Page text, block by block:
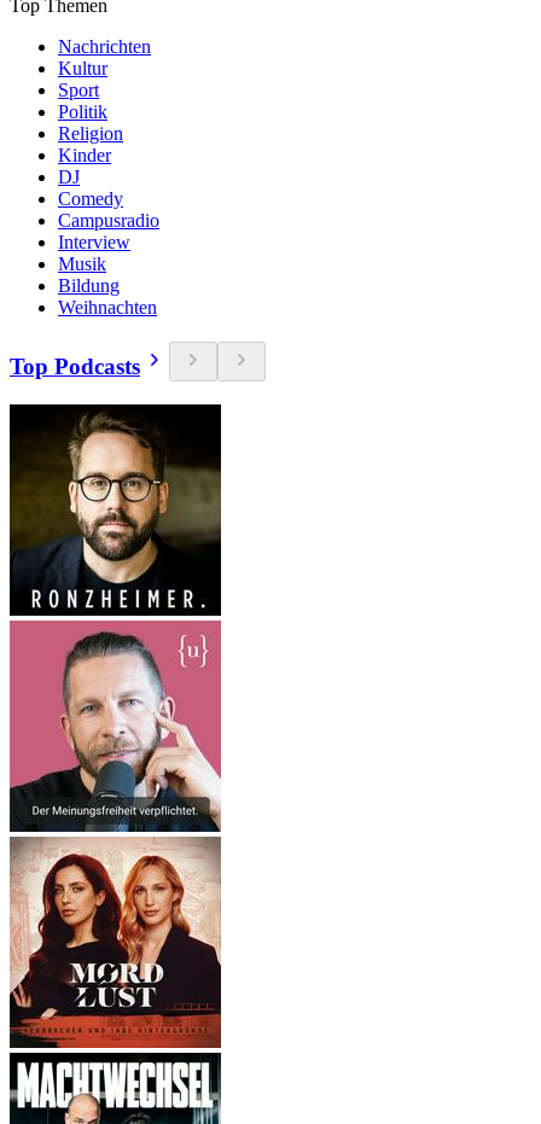
Top Themen
Nachrichten
Kultur
Sport
Politik
Religion
Kinder
DJ
Comedy
Campusradio
Interview
Musik
Bildung
Weihnachten
Top Podcasts